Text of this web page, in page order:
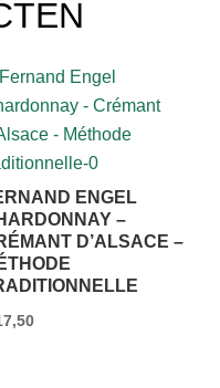
ENGEL
–
D’ALSACE –